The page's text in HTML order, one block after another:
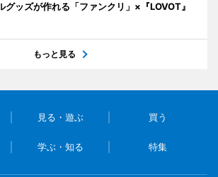
グッズが作れる「ファンクリ」×『LOVOT』
もっと見る
見る・遊ぶ 買う
学ぶ・知る 特集